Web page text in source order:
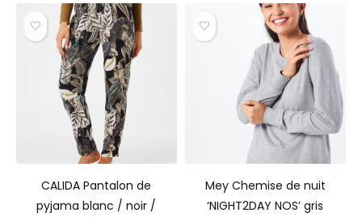
CALIDA Pantalon de
pyjama blanc / noir /
Mey Chemise de nuit
‘NIGHT2DAY NOS’ gris